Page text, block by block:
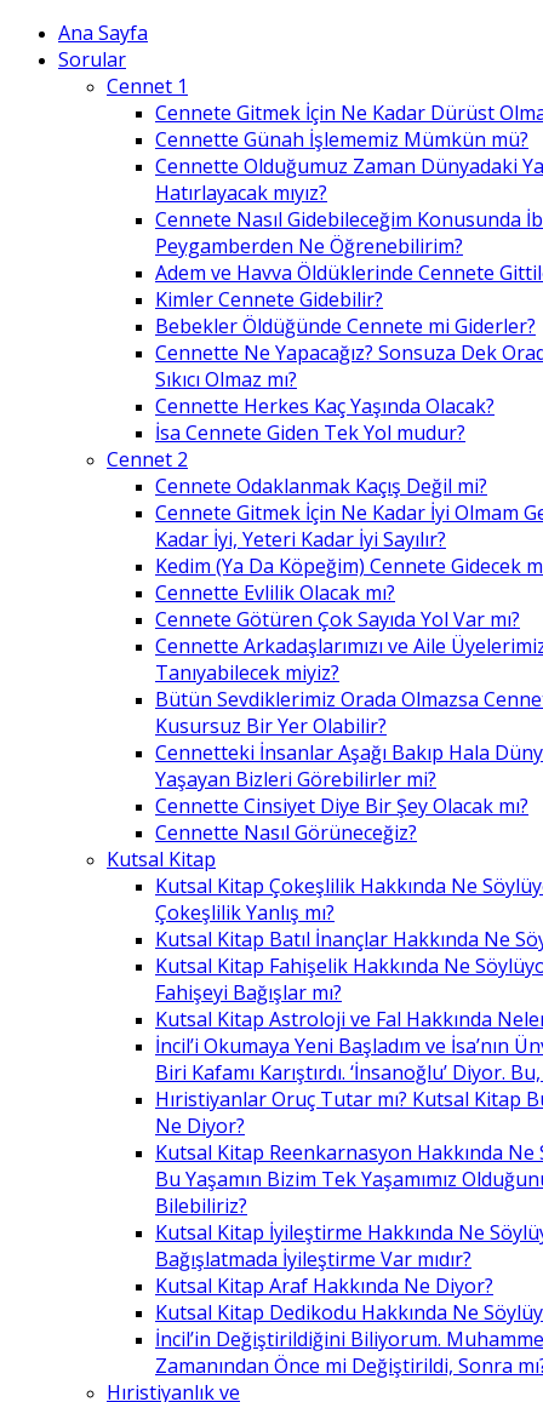
Ana Sayfa
Sorular
Cennet 1
Cennete Gitmek İçin Ne Kadar Dürüst
Cennette Günah İşlememiz Mümkün mü?
Cennette Olduğumuz Zaman Dünyadaki
Hatırlayacak mıyız?
Cennete Nasıl Gidebileceğim Konusunda
Peygamberden Ne Öğrenebilirim?
Adem ve Havva Öldüklerinde Cennete
Kimler Cennete Gidebilir?
Bebekler Öldüğünde Cennete mi Giderler?
Cennette Ne Yapacağız? Sonsuza Dek
Sıkıcı Olmaz mı?
Cennette Herkes Kaç Yaşında Olacak?
İsa Cennete Giden Tek Yol mudur?
Cennet 2
Cennete Odaklanmak Kaçış Değil mi?
Cennete Gitmek İçin Ne Kadar İyi Olmam
Kadar İyi, Yeteri Kadar İyi Sayılır?
Kedim (Ya Da Köpeğim) Cennete Gidecek
Cennette Evlilik Olacak mı?
Cennete Götüren Çok Sayıda Yol Var mı?
Cennette Arkadaşlarımızı ve Aile
Tanıyabilecek miyiz?
Bütün Sevdiklerimiz Orada Olmazsa
Kusursuz Bir Yer Olabilir?
Cennetteki İnsanlar Aşağı Bakıp Hala
Yaşayan Bizleri Görebilirler mi?
Cennette Cinsiyet Diye Bir Şey Olacak mı?
Cennette Nasıl Görüneceğiz?
Kutsal Kitap
Kutsal Kitap Çokeşlilik Hakkında Ne
Çokeşlilik Yanlış mı?
Kutsal Kitap Batıl İnançlar Hakkında Ne
Kutsal Kitap Fahişelik Hakkında Ne
Fahişeyi Bağışlar mı?
Kutsal Kitap Astroloji ve Fal Hakkında
İncil’i Okumaya Yeni Başladım ve İsa’nın
Biri Kafamı Karıştırdı. ‘İnsanoğlu’ Diyor.
Hıristiyanlar Oruç Tutar mı? Kutsal Kitap
Ne Diyor?
Kutsal Kitap Reenkarnasyon Hakkında Ne
Bu Yaşamın Bizim Tek Yaşamımız
Bilebiliriz?
Kutsal Kitap İyileştirme Hakkında Ne
Bağışlatmada İyileştirme Var mıdır?
Kutsal Kitap Araf Hakkında Ne Diyor?
Kutsal Kitap Dedikodu Hakkında Ne
İncil’in Değiştirildiğini Biliyorum.
Zamanından Önce mi Değiştirildi, Sonra
Hıristiyanlık ve